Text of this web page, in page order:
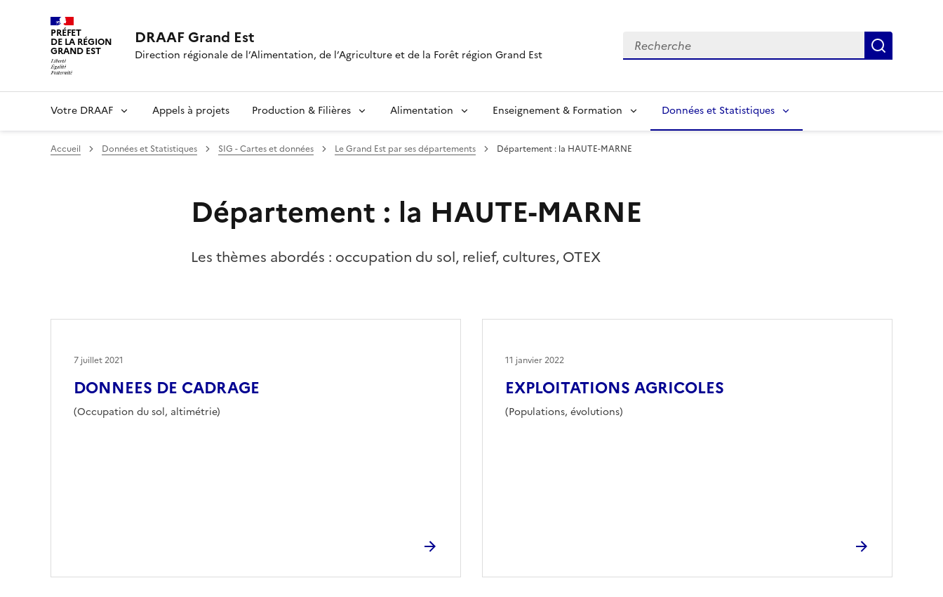
PRÉFET
DE LA RÉGION
GRAND EST
DRAAF Grand Est
Direction régionale de l’Alimentation, de l’Agriculture et de la Forêt région Grand Est
Recherche
Votre DRAAF Appels à projets Production & Filières Alimentation Enseignement & Formation Données et Statistiques
Accueil Données et Statistiques SIG - Cartes et données Le Grand Est par ses départements Département : la HAUTE-MARNE
Département : la HAUTE-MARNE
Les thèmes abordés : occupation du sol, relief, cultures, OTEX
DONNEES DE CADRAGE
(Occupation du sol, altimétrie)
7 juillet 2021
EXPLOITATIONS AGRICOLES
(Populations, évolutions)
11 janvier 2022